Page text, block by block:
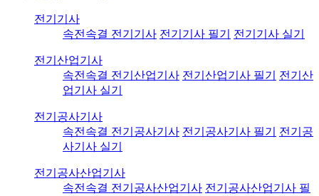
전기기사
속전속결 전기기사 전기기사 필기 전기기사 실기
전기산업기사
속전속결 전기산업기사 전기산업기사 필기
전기산
업기사 실기
전기공사기사
속전속결 전기공사기사 전기공사기사 필기
전기공
사기사 실기
전기공사산업기사
속전속결 전기공사산업기사 전기공사산업기사 필